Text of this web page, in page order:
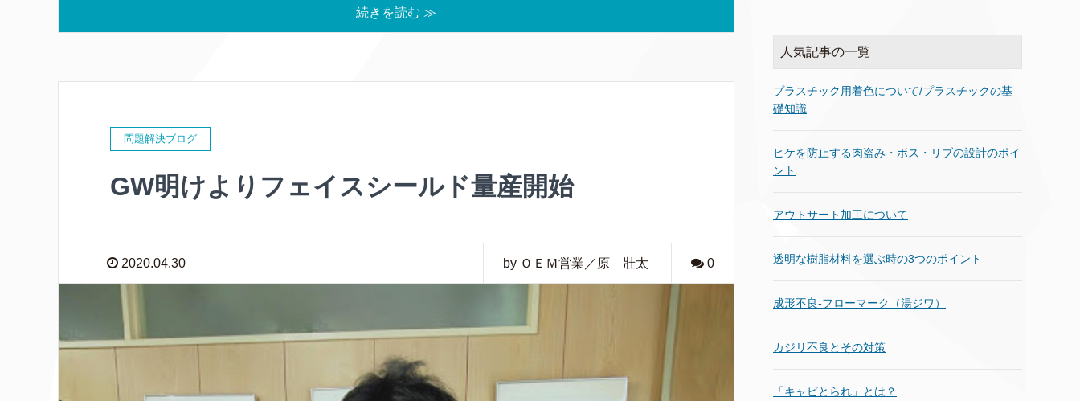
続きを読む ≫
問題解決ブログ
GW明けよりフェイスシールド量産開始
2020.04.30 by ＯＥＭ営業／原 壯太 0
人気記事の一覧
プラスチック用着色について/プラスチックの基
礎知識
ヒケを防止する肉盗み・ボス・リブの設計のポイ
ント
アウトサート加工について
透明な樹脂材料を選ぶ時の3つのポイント
成形不良‐フローマーク（湯ジワ）
カジリ不良とその対策
「キャビとられ」とは？